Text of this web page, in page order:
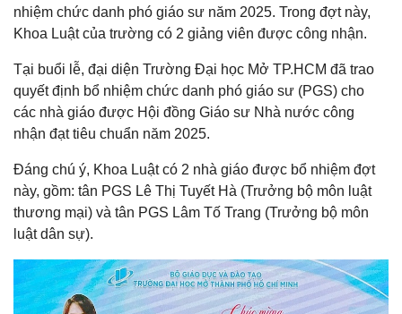
nhiệm chức danh phó giáo sư năm 2025. Trong đợt này,
Khoa Luật của trường có 2 giảng viên được công nhận.
Tại buổi lễ, đại diện Trường Đại học Mở TP.HCM đã trao
quyết định bổ nhiệm chức danh phó giáo sư (PGS) cho
các nhà giáo được Hội đồng Giáo sư Nhà nước công
nhận đạt tiêu chuẩn năm 2025.
Đáng chú ý, Khoa Luật có 2 nhà giáo được bổ nhiệm đợt
này, gồm: tân PGS Lê Thị Tuyết Hà (Trưởng bộ môn luật
thương mại) và tân PGS Lâm Tố Trang (Trưởng bộ môn
luật dân sự).